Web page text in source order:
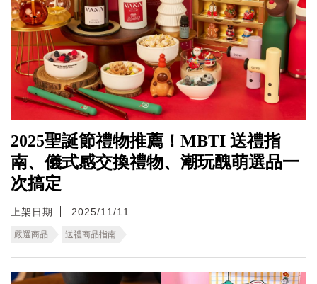
2025聖誕節禮物推薦！MBTI 送禮指
南、儀式感交換禮物、潮玩醜萌選品一
次搞定
上架日期 2025/11/11
嚴選商品 送禮商品指南